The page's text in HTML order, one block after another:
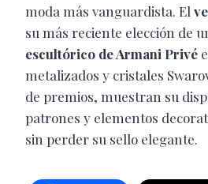
moda más vanguardista. El
su más reciente elección de
escultórico de Armani Privé
metalizados y cristales
de premios, muestran su
patrones y elementos
sin perder su sello elegante.